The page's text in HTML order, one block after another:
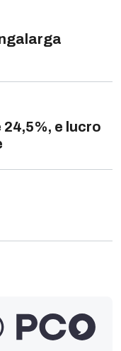
e lucro